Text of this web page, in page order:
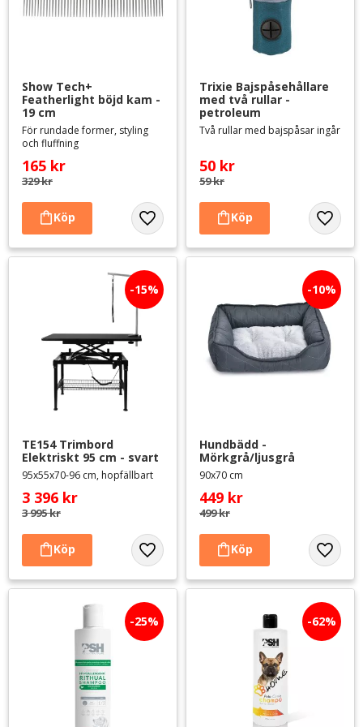
Show Tech+
Featherlight böjd kam -
19 cm
För rundade former, styling
och fluffning
165 kr
329kr
Lägg till i favoriter
Trixie Bajspåsehållare
med två rullar -
petroleum
Två rullar med bajspåsar ingår
50 kr
59kr
Lägg
TE154 Trimbord
Elektriskt 95 cm - svart
95x55x70-96 cm, hopfällbart
3 396 kr
3 995kr
15%
Lägg till i favoriter
Hundbädd -
Mörkgrå/ljusgrå
90x70 cm
449 kr
499kr
10%
Lägg
25% 62%